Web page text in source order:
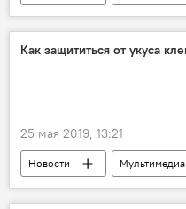
Подкасты РИА Новости
Как защититься от укуса
25 мая 2019, 13:21
Новости
Мультимедиа
Инфографика
клещ